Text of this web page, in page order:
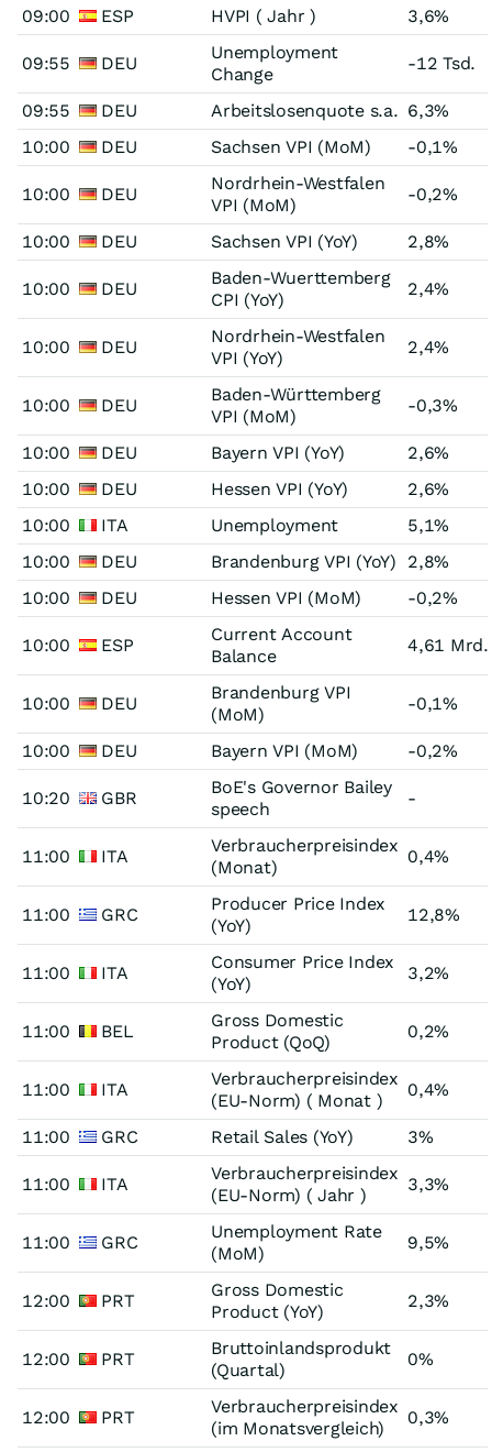
09:00 ESP HVPI ( Jahr ) 3,6%
09:55 DEU
Unemployment
Change
-12 Tsd.
09:55 DEU Arbeitslosenquote s.a. 6,3%
10:00
DEU Sachsen VPI (MoM) -0,1%
10:00 DEU
Nordrhein-Westfalen
VPI (MoM)
-0,2%
10:00 DEU Sachsen VPI (YoY) 2,8%
10:00 DEU
Baden-Wuerttemberg
CPI (YoY)
2,4%
10:00 DEU
Nordrhein-Westfalen
VPI (YoY)
2,4%
10:00 DEU
Baden-Württemberg
VPI (MoM)
-0,3%
10:00 DEU Bayern VPI (YoY)
2,6%
10:00
DEU Hessen VPI (YoY)
2,6%
10:00
ITA Unemployment
5,1%
10:00
DEU Brandenburg VPI (YoY)
2,8%
10:00
DEU Hessen VPI (MoM) -0,2%
10:00 ESP
Current Account
Balance
4,61
10:00 DEU
Brandenburg VPI
(MoM)
-0,1%
10:00 DEU Bayern VPI (MoM) -0,2%
10:20 GBR
BoE's Governor Bailey
speech
-
11:00 ITA
Verbraucherpreisindex
(Monat)
0,4%
11:00 GRC
Producer Price Index
(YoY)
12,8%
11:00 ITA
Consumer Price Index
(YoY)
3,2%
11:00 BEL
Gross Domestic
Product (QoQ)
0,2%
11:00 ITA
Verbraucherpreisindex
(EU-Norm) ( Monat )
0,4%
11:00 GRC Retail Sales (YoY) 3%
11:00 ITA
Verbraucherpreisindex
(EU-Norm) ( Jahr )
3,3%
11:00 GRC
Unemployment Rate
(MoM)
9,5%
12:00 PRT
Gross Domestic
Product (YoY)
2,3%
12:00 PRT
Bruttoinlandsprodukt
(Quartal)
0%
12:00 PRT
Verbraucherpreisindex
(im Monatsvergleich)
0,3%